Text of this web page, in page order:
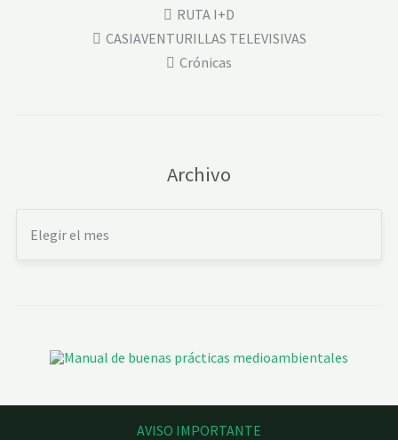
RUTA I+D
CASIAVENTURILLAS TELEVISIVAS
Crónicas
Archivo
AVISO IMPORTANTE